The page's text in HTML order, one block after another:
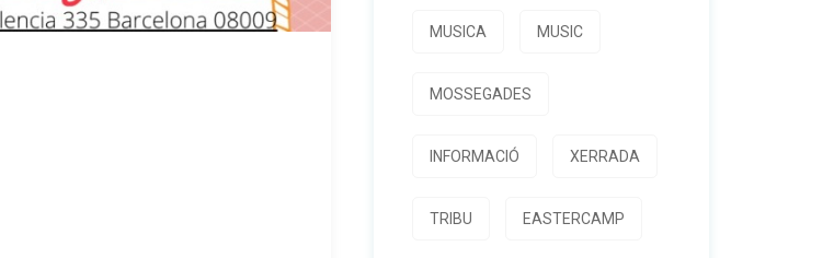
MUSICA MUSIC
MOSSEGADES
INFORMACIÓ XERRADA
TRIBU EASTERCAMP